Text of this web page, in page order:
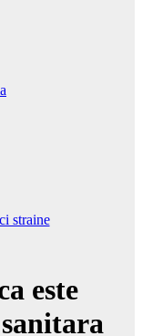
este